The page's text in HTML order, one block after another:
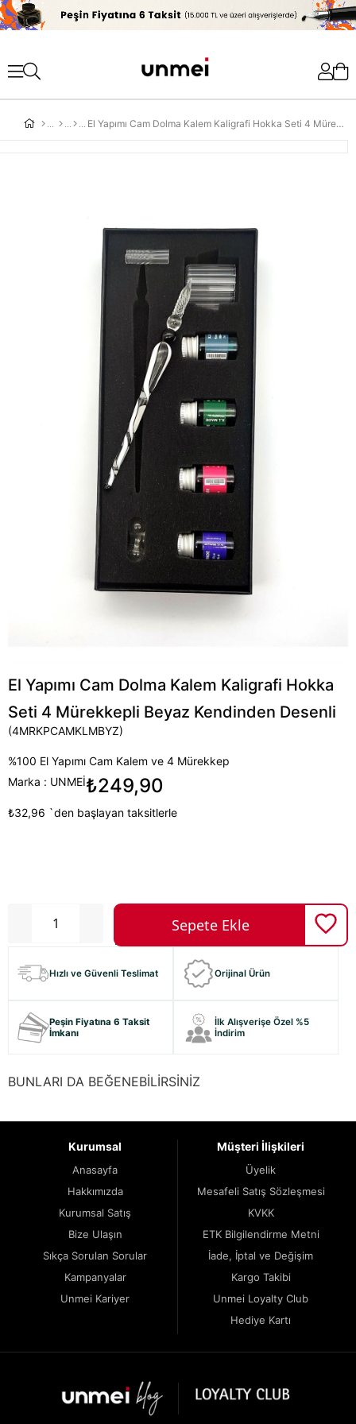
'
El Yapımı Cam Dolma Kalem Kaligrafi Hokka Seti 4 Mürekkepli Beyaz Kendinden Desenli
El Yapımı Cam Dolma Kalem Kaligrafi Hokka
Seti 4 Mürekkepli Beyaz Kendinden Desenli
(4MRKPCAMKLMBYZ)
Marka : UNMEİ₺249,90
₺32,96 `den başlayan taksitlerle
%100 El Yapımı Cam Kalem ve 4 Mürekkep
Hızlı ve Güvenli Teslimat Orijinal Ürün
Peşin Fiyatına 6 Taksit
İmkanı
İlk Alışverişe Özel %5
İndirim
BUNLARI DA BEĞENEBİLİRSİNİZ
Kurumsal
Anasayfa
Hakkımızda
Kurumsal Satış
Bize Ulaşın
Sıkça Sorulan Sorular
Kampanyalar
Unmei Kariyer
Müşteri İlişkileri
Üyelik
Mesafeli Satış Sözleşmesi
KVKK
ETK Bilgilendirme Metni
İade, İptal ve Değişim
Kargo Takibi
Unmei Loyalty Club
Hediye Kartı